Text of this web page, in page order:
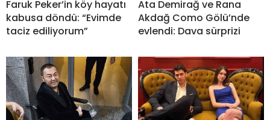
Faruk Peker’in köy hayatı
kabusa döndü: “Evimde
taciz ediliyorum”
Ata Demirağ ve Rana
Akdağ Como Gölü’nde
evlendi: Dava sürprizi